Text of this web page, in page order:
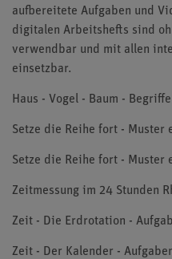
aufbereitete Aufgaben und
digitalen Arbeitshefts sind
verwendbar und mit allen
einsetzbar.
Haus - Vogel - Baum -
Setze die Reihe fort - Muster
Setze die Reihe fort - Muster
Zeitmessung im 24 Stunden
Zeit - Die Erdrotation -
Zeit - Der Kalender -